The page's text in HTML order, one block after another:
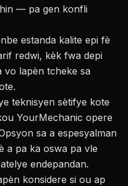
— pa gen konfli
estanda kalite epi fè
redwi, kèk fwa depi
vo lapèn tcheke sa
teknisyen sètifye kote
YourMechanic opere
sa a espesyalman
a pa ka oswa pa vle
endepandan.
konsidere si ou ap